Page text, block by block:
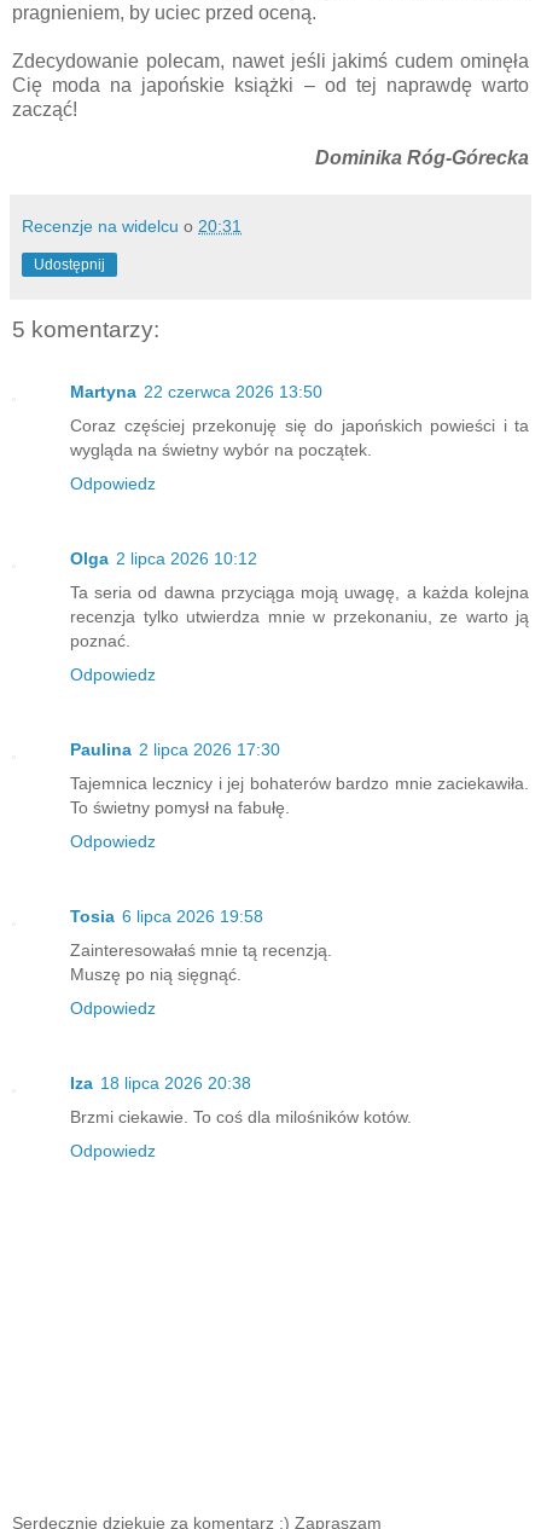
pragnieniem, by uciec przed oceną.
Zdecydowanie polecam, nawet jeśli jakimś cudem ominęła
Cię moda na japońskie książki – od tej naprawdę warto
zacząć!
Dominika Róg-Górecka
Recenzje na widelcu o 20:31
Udostępnij
5 komentarzy:
Martyna 22 czerwca 2026 13:50
Coraz częściej przekonuję się do japońskich powieści i ta
wygląda na świetny wybór na początek.
Odpowiedz
Olga 2 lipca 2026 10:12
Ta seria od dawna przyciąga moją uwagę, a każda kolejna
recenzja tylko utwierdza mnie w przekonaniu, ze warto ją
poznać.
Odpowiedz
Paulina 2 lipca 2026 17:30
Tajemnica lecznicy i jej bohaterów bardzo mnie zaciekawiła.
To świetny pomysł na fabułę.
Odpowiedz
Tosia 6 lipca 2026 19:58
Zainteresowałaś mnie tą recenzją.
Muszę po nią sięgnąć.
Odpowiedz
Iza 18 lipca 2026 20:38
Brzmi ciekawie. To coś dla milośników kotów.
Odpowiedz
Serdecznie dziękuję za komentarz :) Zapraszam